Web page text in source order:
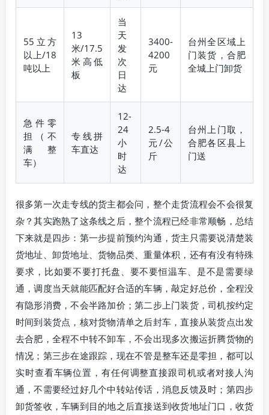
55立方
以上/18
吨以上
13
米/17.5
米高低
板
当
天
发
次
日
达
3400-
4200
元
台州全区域上
门装货，合肥
全城上门卸货
急件零
担（不
满整
车）
专线拼
车直达
12-
24
小
时
达
2.5-4
元/公
斤
台州上门取，
合肥各区县上
门送
很多第一次走专线的货主都会问，整个走货流程会不会很复
杂？其实跑熟了这条线之后，整个流程已经非常顺畅，总结
下来就是四步：第一步提前预约沟通，货主只需要说清楚装
货地址、卸货地址、货物品类、重量体积，还有有没有特殊
要求，比如要不要打托盘、要不要恒温车、是不是需要绿
通，调度当天就能匹配好合适的车辆，敲定好总价，全程没
有隐形消费，不会半路加价；第二步上门装货，司机按约定
时间到装货点，核对货物清单之后封车，直接从装货点出发
去合肥，全程不中转不卸车，不会出现多次搬运折腾货物的
情况；第三步在途跟踪，现在不管是整车还是零担，都可以
实时查看车辆位置，有任何调整直接跟司机或者对接人沟
通，不需要经过好几个中转站传话，消息反馈及时；第四步
卸货签收，车辆到目的地之后直接送到收货地址门口，收货